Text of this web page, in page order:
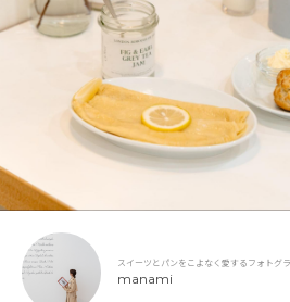
スイーツとパンをこよなく愛するフォトグ
manami